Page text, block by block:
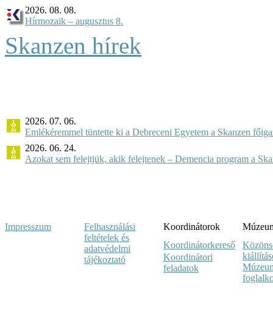
2026. 08. 08.
Hírmozaik – augusztus 8.
Skanzen hírek
2026. 07. 06.
Emlékéremmel tüntette ki a Debreceni Egyetem a Skanzen
2026. 06. 24.
Azokat sem felejtjük, akik felejtenek – Demencia program a
Impresszum
Felhasználási
feltételek és
adatvédelmi
tájékoztató
Koordinátorok
Koordinátorkereső
Koordinátori
feladatok